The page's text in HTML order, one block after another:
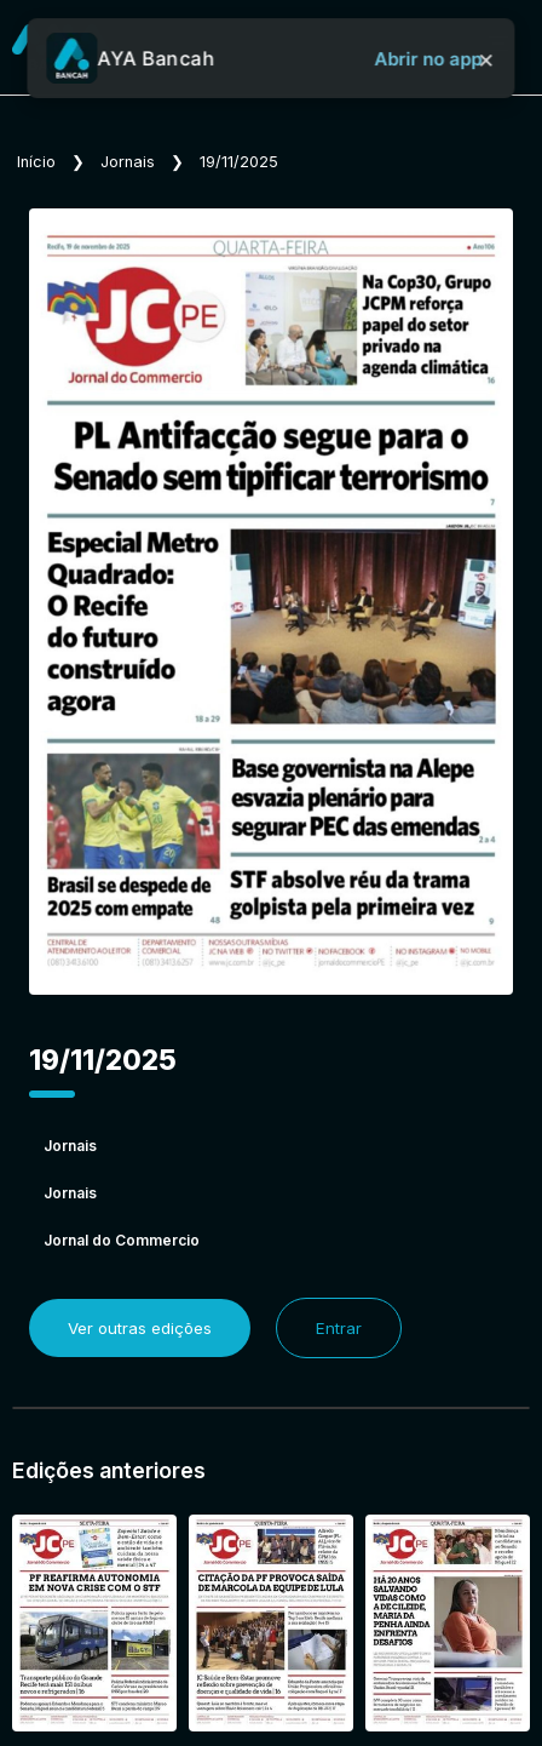
Sobre o Aya Bancah
Início
Revistas
Jornais
Notícias
Entrar
AYA Bancah Abrir no app×
Início ❯ Jornais ❯ 19/11/2025
19/11/2025
Jornais
Jornais
Jornal do Commercio
Ver outras edições Entrar
Edições anteriores